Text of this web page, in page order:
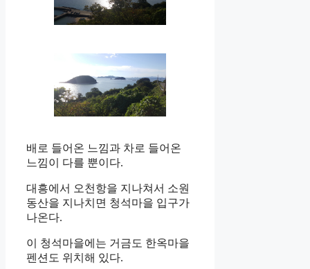
배로 들어온 느낌과 차로 들어온
느낌이 다를 뿐이다.
대흥에서 오천항을 지나쳐서 소원
동산을 지나치면 청석마을 입구가
나온다.
이 청석마을에는 거금도 한옥마을
펜션도 위치해 있다.